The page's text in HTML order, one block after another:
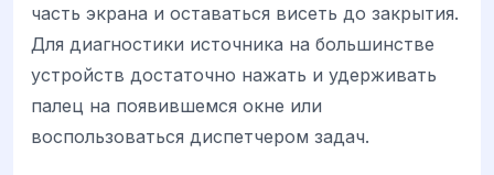
часть экрана и оставаться висеть до закрытия.
Для диагностики источника на большинстве
устройств достаточно нажать и удерживать
палец на появившемся окне или
воспользоваться диспетчером задач.